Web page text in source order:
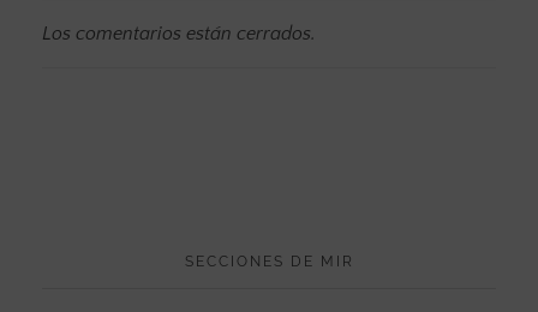
Los comentarios están cerrados.
SECCIONES DE MIR